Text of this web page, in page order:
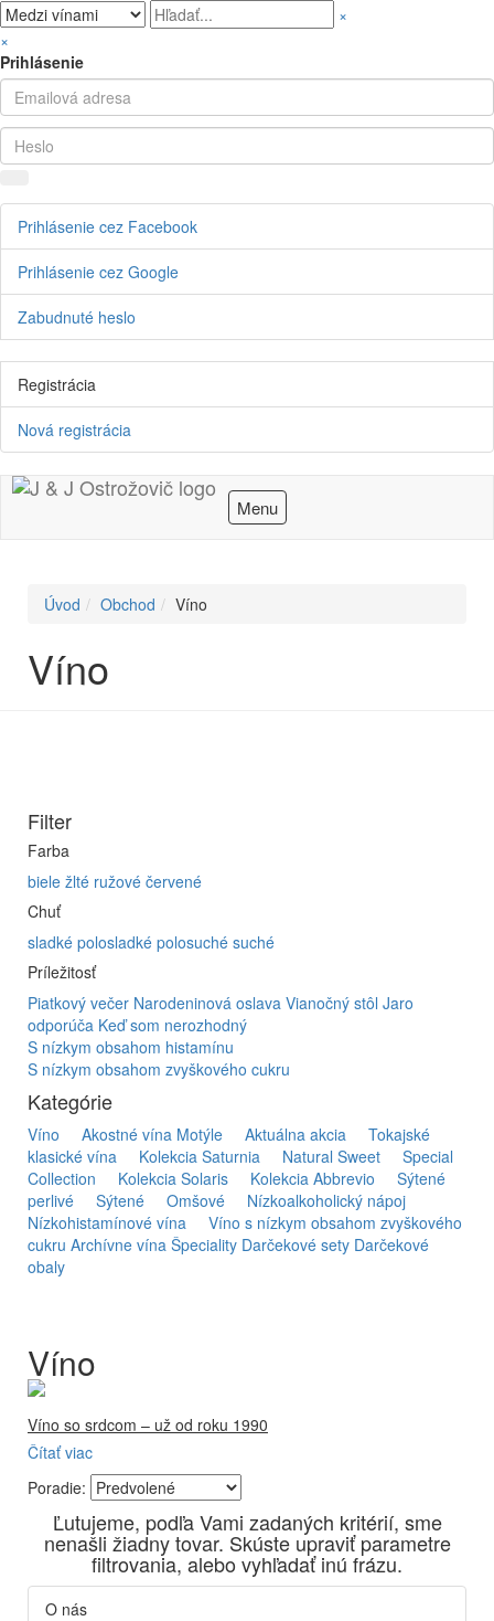
×
×
Prihlásenie
Prihlásenie cez Facebook
Prihlásenie cez Google
Zabudnuté heslo
Registrácia
Nová registrácia
Menu
Úvod Obchod Víno
Víno
Filter
Farba
biele žlté ružové červené
Chuť
sladké polosladké polosuché suché
Príležitosť
Piatkový večer Narodeninová oslava Vianočný stôl Jaro
odporúča Keď som nerozhodný
S nízkym obsahom histamínu
S nízkym obsahom zvyškového cukru
Kategórie
Víno Akostné vína Motýle Aktuálna akcia
Tokajské
klasické vína
Kolekcia Saturnia Natural Sweet
Special
Collection
Kolekcia Solaris Kolekcia Abbrevio
Sýtené
perlivé
Sýtené Omšové
Nízkoalkoholický nápoj
Nízkohistamínové vína
Víno s nízkym obsahom zvyškového
cukru Archívne vína Špeciality Darčekové sety Darčekové
obaly
Víno
Víno so srdcom – už od roku 1990
Firma Ostrožovič je najstaršou privátnou firmou na
slovenskom Tokaji.
Vyrábame kvalitné odrodové a výberové vína. Ako prví sme
priniesli na slovenský trh sólo spracované vína z tokajských
odrôd Furmint, Lipovina a Muškát žltý reduktívnou
technológiou. Hrozno spracúvame najmodernejšími
technológiami, vrátane riadenej fermentácie.
Čítať viac
Poradie:
Ľutujeme, podľa Vami zadaných kritérií, sme
nenašli žiadny tovar. Skúste upraviť parametre
filtrovania, alebo vyhľadať inú frázu.
O nás